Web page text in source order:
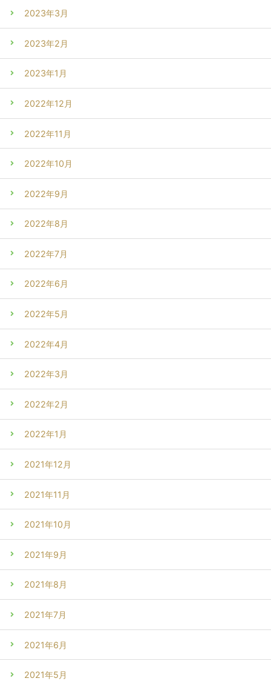
2023年3月
2023年2月
2023年1月
2022年12月
2022年11月
2022年10月
2022年9月
2022年8月
2022年7月
2022年6月
2022年5月
2022年4月
2022年3月
2022年2月
2022年1月
2021年12月
2021年11月
2021年10月
2021年9月
2021年8月
2021年7月
2021年6月
2021年5月